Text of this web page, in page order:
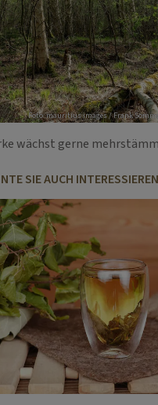
Foto: mauritius images / Frank
wächst gerne
SIE AUCH INTERESSIEREN